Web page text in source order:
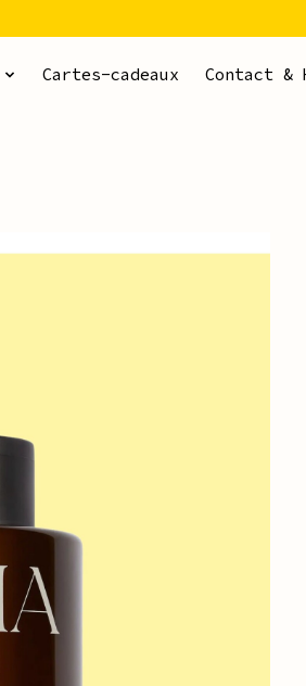
Cartes-cadeaux Contact &